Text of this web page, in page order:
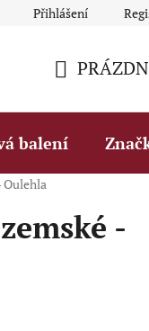
Fakturační údaje
Přihlášení
KOŠÍK
balení
Oulehla
-